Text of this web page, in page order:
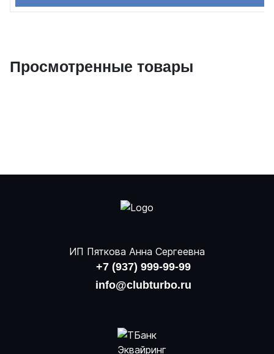
Просмотренные товары
ИП Пяткова Анна Сергеевна
+7 (937) 999-99-99
info@clubturbo.ru